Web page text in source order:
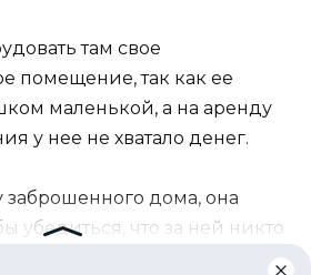
там свое
помещение, так как ее
маленькой, а на аренду
у нее не хватало денег.
дома, она
убедиться, что за ней никто